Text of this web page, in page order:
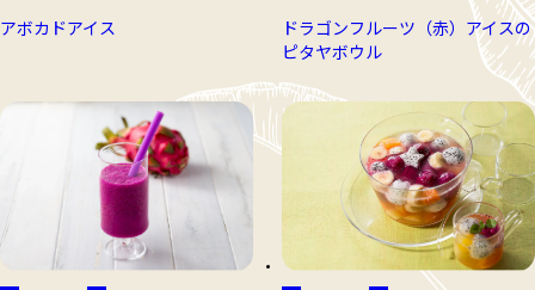
アボカドアイス
ドラゴンフルーツ（赤）アイスの
ピタヤボウル